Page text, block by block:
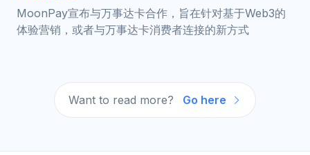
MoonPay宣布与万事达卡合作，旨在针对基于Web3的
体验营销，或者与万事达卡消费者连接的新方式
Want to read more? Go here